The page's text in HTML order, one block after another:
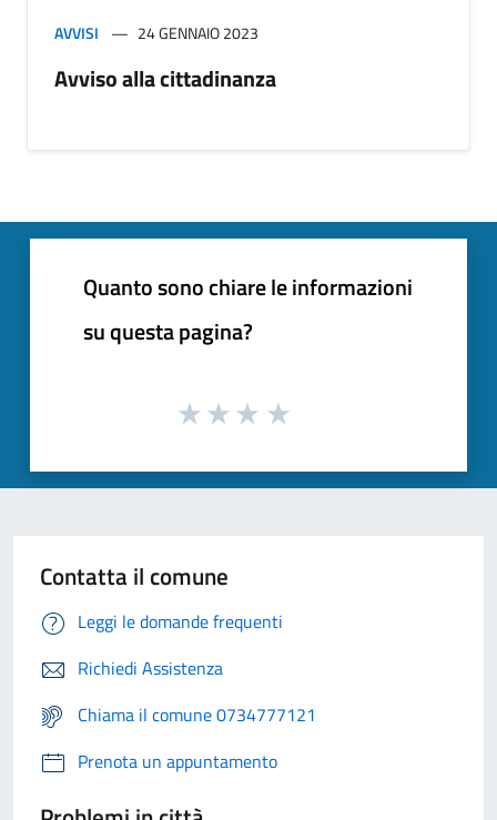
AVVISI 24 GENNAIO 2023
Avviso alla cittadinanza
Quanto sono chiare le informazioni
su questa pagina?
Contatta il comune
Leggi le domande frequenti
Richiedi Assistenza
Chiama il comune 0734777121
Prenota un appuntamento